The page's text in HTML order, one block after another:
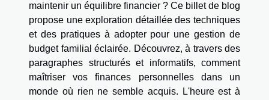
maintenir un équilibre financier ? Ce billet de blog
propose une exploration détaillée des techniques
et des pratiques à adopter pour une gestion de
budget familial éclairée. Découvrez, à travers des
paragraphes structurés et informatifs, comment
maîtriser vos finances personnelles dans un
monde où rien ne semble acquis. L'heure est à